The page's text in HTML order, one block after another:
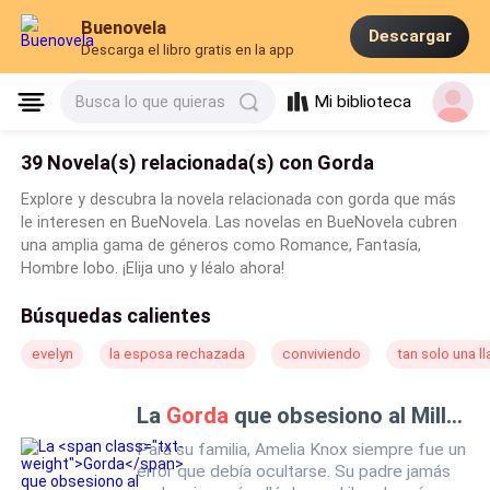
Buenovela
Descarga el libro gratis en la app
Descargar
Busca lo que quieras Mi biblioteca
39 Novela(s) relacionada(s) con Gorda
Explore y descubra la novela relacionada con gorda que más
le interesen en BueNovela. Las novelas en BueNovela cubren
una amplia gama de géneros como Romance, Fantasía,
Hombre lobo. ¡Elija uno y léalo ahora!
Búsquedas calientes
evelyn la esposa rechazada conviviendo tan solo una
La Gorda que obsesiono al Millonario
Para su familia, Amelia Knox siempre fue un
error que debía ocultarse. Su padre jamás